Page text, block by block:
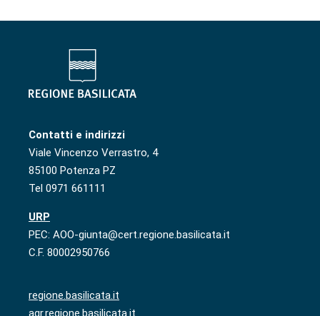
Contatti e indirizzi
Viale Vincenzo Verrastro, 4
85100 Potenza PZ
Tel 0971 661111
URP
PEC: AOO-giunta@cert.regione.basilicata.it
C.F. 80002950766
regione.basilicata.it
agr.regione.basilicata.it